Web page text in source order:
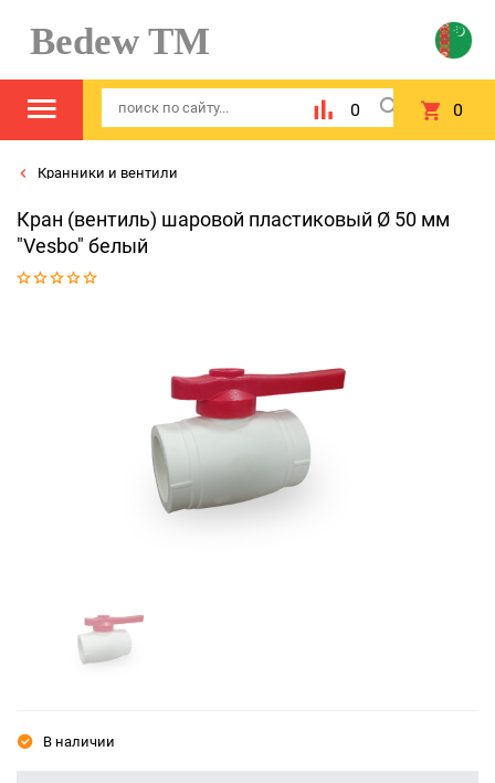
Bedew TM
0 0
Кранники и вентили
Кран (вентиль) шаровой пластиковый Ø 50 мм
"Vesbo" белый
В наличии